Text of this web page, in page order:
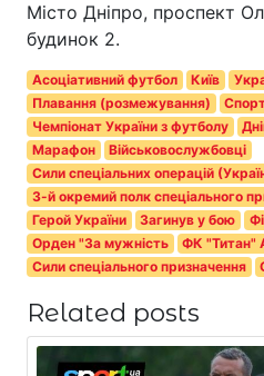
Місто Дніпро, проспект
будинок 2.
Асоціативний футбол Київ
Плавання (розмежування)
Чемпіонат України з футболу
Марафон
Військовослужбовці
Сили спеціальних операцій
3-й окремий полк спеціального
Герой України
Загинув у бою
Орден "За мужність
ФК "Титан"
Сили спеціального призначення
Related posts